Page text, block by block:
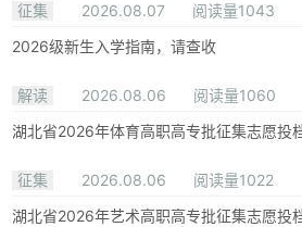
征集
2026.08.07
阅读量1043
2026级新生入学指南，请查收
解读 2026.08.06
阅读量1060
湖北省2026年体育高职高专批征集志愿投
征集 2026.08.06
阅读量1022
湖北省2026年艺术高职高专批征集志愿投